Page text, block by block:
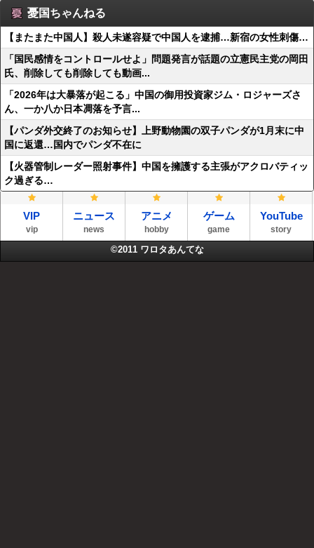
憂国ちゃんねる
【またまた中国人】殺人未遂容疑で中国人を逮捕…新宿の女性刺傷…
「国民感情をコントロールせよ」問題発言が話題の立憲民主党の岡田
氏、削除しても削除しても動画...
「2026年は大暴落が起こる」中国の御用投資家ジム・ロジャーズさ
ん、一か八か日本凋落を予言...
【パンダ外交終了のお知らせ】上野動物園の双子パンダが1月末に中
国に返還…国内でパンダ不在に
【火器管制レーダー照射事件】中国を擁護する主張がアクロバティッ
ク過ぎる…
VIP
vip
ニュース
news
アニメ
hobby
ゲーム
game
YouTube
story
©2011 ワロタあんてな